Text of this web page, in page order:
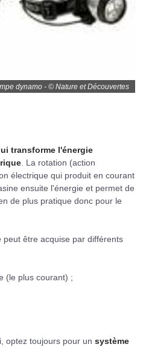
dynamo - © Nature et Découvertes
transforme l'énergie
. La rotation (action
électrique qui produit en courant
ensuite l'énergie et permet de
de plus pratique donc pour le
être acquise par différents
(le plus courant) ;
optez toujours pour un système